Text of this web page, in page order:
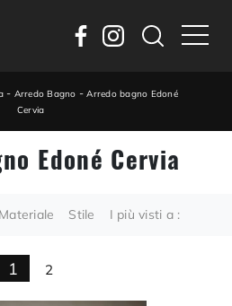
- Arredo Bagno -Arredo bagno Edoné
Cervia
Edoné Cervia
Materiale Stile I più visti a :
1 2